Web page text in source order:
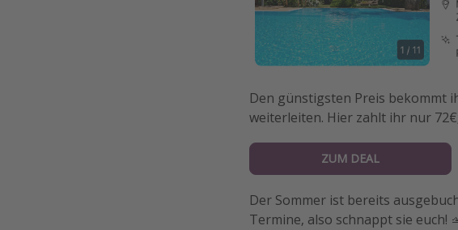
Den günstigsten Preis bekommt
weiterleiten. Hier zahlt ihr nur
ZUM DEAL
Der Sommer ist bereits
Termine, also schnappt sie euch!